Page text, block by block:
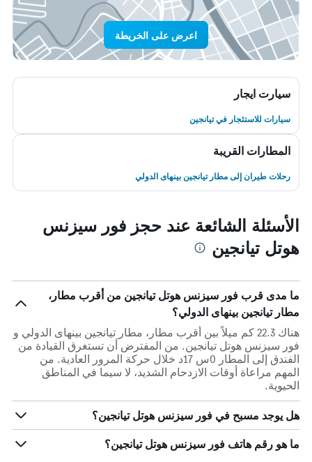
اعرض على الخريطة
سيارت ايجار
سيارات للاستئجار في تيانجين
المطارات القريبة
رحلات طيران إلى مطار تيانجين بينهاى الدولي
الأسئلة الشائعة عند حجز فور سيزنس
هوتل تيانجين
ما مدى قرب فور سيزنس هوتل تيانجين من أقرب مطار،
مطار تيانجين بينهاى الدولي؟
هناك 22.3 كم ميلاً بين أقرب مطار، مطار تيانجين بينهاى الدولي و
فور سيزنس هوتل تيانجين. من المفترض أن تستغرق القيادة من
الفندق إلى المطار 0س 17د خلال حركة المرور العادية. من
المهم مراعاة أوقات الازدحام الشديد، لا سيما في المناطق
الحيوية.
هل يوجد مسبح في فور سيزنس هوتل تيانجين؟
ما هو رقم هاتف فور سيزنس هوتل تيانجين؟